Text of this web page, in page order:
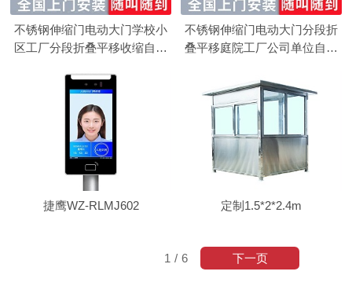
不锈钢伸缩门电动大门学校小
区工厂分段折叠平移收缩自动
不锈钢伸缩门电动大门分段折
叠平移庭院工厂公司单位自动
捷鹰WZ-RLMJ602 定制1.5*2*2.4m
1 / 6 下一页